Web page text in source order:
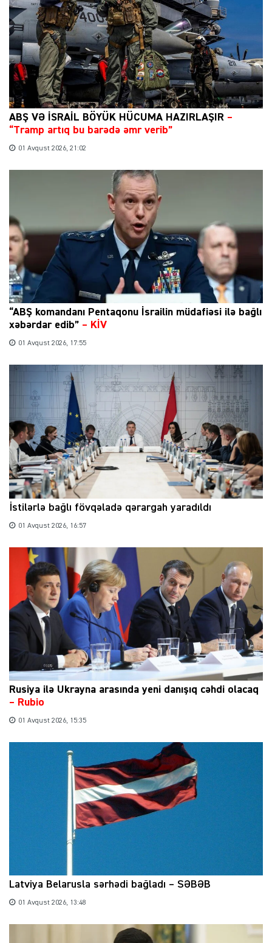
ABŞ VƏ İSRAİL BÖYÜK HÜCUMA HAZIRLAŞIR –
“Tramp artıq bu barədə əmr verib”
01 Avqust 2026, 21:02
“ABŞ komandanı Pentaqonu İsrailin müdafiəsi ilə bağlı
xəbərdar edib” – KİV
01 Avqust 2026, 17:55
İstilərlə bağlı fövqəladə qərargah yaradıldı
01 Avqust 2026, 16:57
Rusiya ilə Ukrayna arasında yeni danışıq cəhdi olacaq
– Rubio
01 Avqust 2026, 15:35
Latviya Belarusla sərhədi bağladı – SƏBƏB
01 Avqust 2026, 13:48